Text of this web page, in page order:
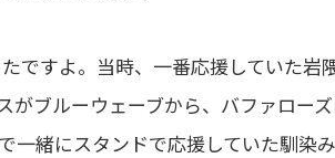
ですよ。当時、一番応援していた
がブルーウェーブから、バファロー
一緒にスタンドで応援していた馴染